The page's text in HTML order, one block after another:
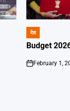
POSTED
IN
देश
Budget
on
February 1,